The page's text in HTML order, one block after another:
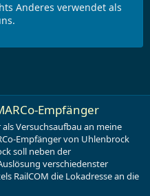
Anderes verwendet als
Empfänger
Versuchsaufbau an meine
Empfänger von Uhlenbrock
soll neben der
verschiedenster
RailCOM die Lokadresse an die